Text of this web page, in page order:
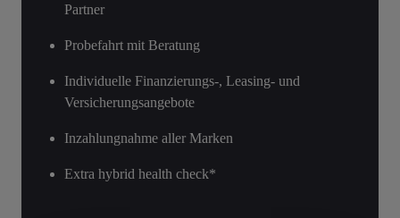
Partner
Probefahrt mit Beratung
Individuelle Finanzierungs-, Leasing- und
Versicherungsangebote
Inzahlungnahme aller Marken
Extra hybrid health check*